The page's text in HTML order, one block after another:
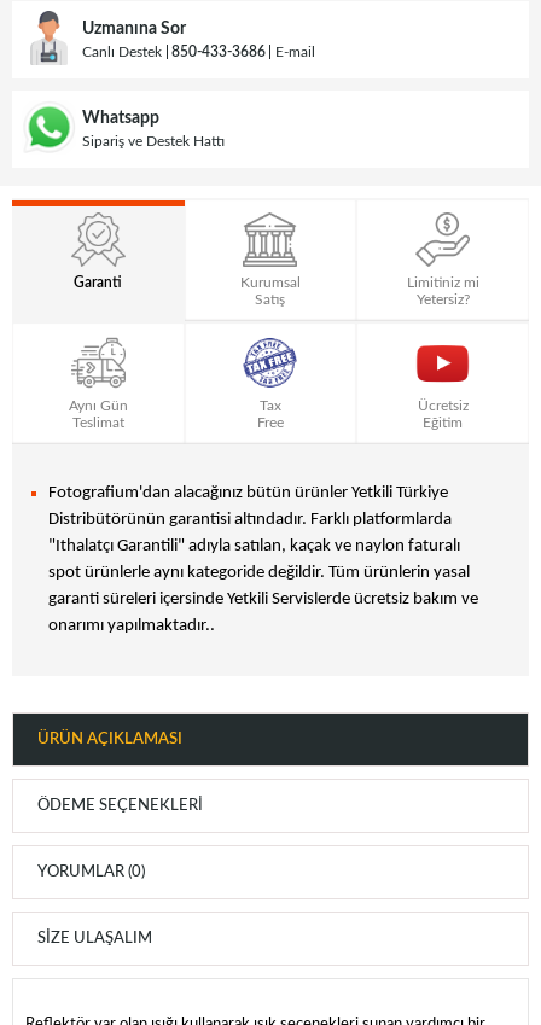
Uzmanına Sor
Canlı Destek 850-433-3686 E-mail
Whatsapp
Sipariş ve Destek Hattı
Garanti
Kurumsal
Satış
Limitiniz mi
Yetersiz?
Aynı Gün
Teslimat
Tax
Free
Ücretsiz
Eğitim
Fotografium'dan alacağınız bütün ürünler Yetkili Türkiye
Distribütörünün garantisi altındadır. Farklı platformlarda
"Ithalatçı Garantili" adıyla satılan, kaçak ve naylon faturalı
spot ürünlerle aynı kategoride değildir. Tüm ürünlerin yasal
garanti süreleri içersinde Yetkili Servislerde ücretsiz bakım ve
onarımı yapılmaktadır..
ÜRÜN AÇIKLAMASI
ÖDEME SEÇENEKLERI
YORUMLAR (0)
SIZE ULAŞALIM